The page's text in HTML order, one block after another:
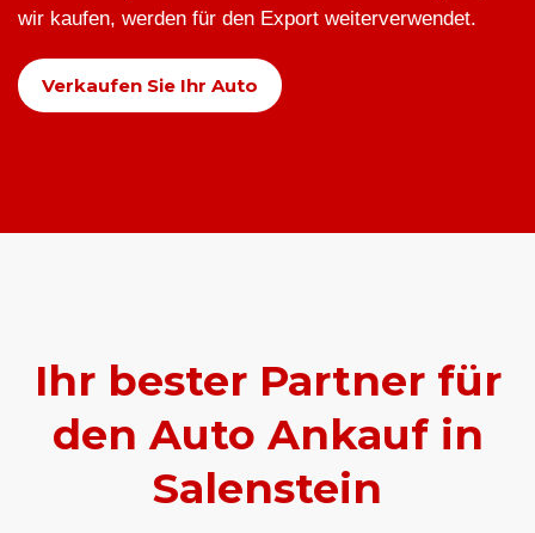
wir kaufen, werden für den Export weiterverwendet.
Verkaufen Sie Ihr Auto
Ihr bester Partner für
den Auto Ankauf in
Salenstein